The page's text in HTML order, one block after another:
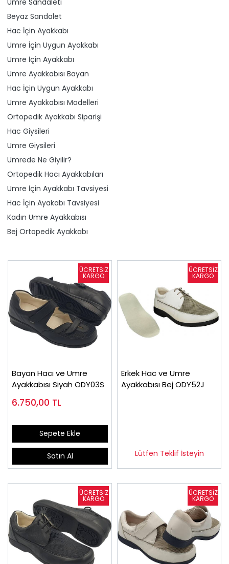
Beyaz Sandalet
Hac İçin Ayakkabı
Umre İçin Uygun Ayakkabı
Umre İçin Ayakkabı
Umre Ayakkabısı Bayan
Hac İçin Uygun Ayakkabı
Umre Ayakkabısı Modelleri
Ortopedik Ayakkabı Siparişi
Hac Giysileri
Umre Giysileri
Umrede Ne Giyilir?
Ortopedik Hacı Ayakkabıları
Umre İçin Ayakkabı Tavsiyesi
Hac İçin Ayakabı Tavsiyesi
Kadın Umre Ayakkabısı
Bej Ortopedik Ayakkabı
Bayan Hacı ve Umre
Ayakkabısı Siyah ODY03S
6.750,00 TL
Sepete Ekle
Satın Al
Erkek Hac ve Umre
Ayakkabısı Bej ODY52J
Lütfen Teklif İsteyin